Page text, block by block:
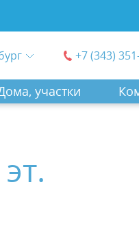
+7 (343)
участки